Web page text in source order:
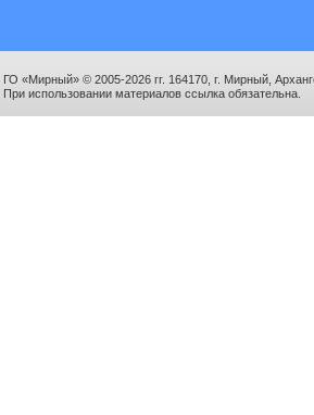
ГО «Мирный» © 2005-2026 гг. 164170, г. Мирный,
При использовании материалов ссылка обязательна.